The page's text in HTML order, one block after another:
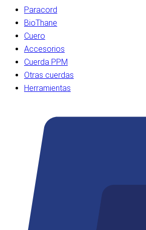
Paracord
BioThane
Cuero
Accesorios
Cuerda PPM
Otras cuerdas
Herramientas